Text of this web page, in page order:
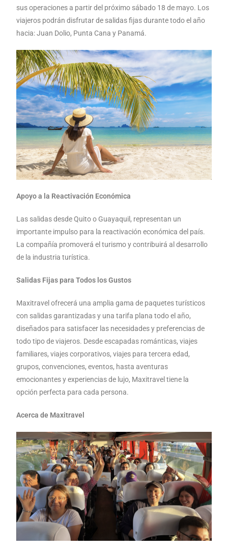
sus operaciones a partir del próximo sábado 18 de mayo. Los
viajeros podrán disfrutar de salidas fijas durante todo el año
hacia: Juan Dolio, Punta Cana y Panamá.
Apoyo a la Reactivación Económica
Las salidas desde Quito o Guayaquil, representan un
importante impulso para la reactivación económica del país.
La compañía promoverá el turismo y contribuirá al desarrollo
de la industria turística.
Salidas Fijas para Todos los Gustos
Maxitravel ofrecerá una amplia gama de paquetes turísticos
con salidas garantizadas y una tarifa plana todo el año,
diseñados para satisfacer las necesidades y preferencias de
todo tipo de viajeros. Desde escapadas románticas, viajes
familiares, viajes corporativos, viajes para tercera edad,
grupos, convenciones, eventos, hasta aventuras
emocionantes y experiencias de lujo, Maxitravel tiene la
opción perfecta para cada persona.
Acerca de Maxitravel